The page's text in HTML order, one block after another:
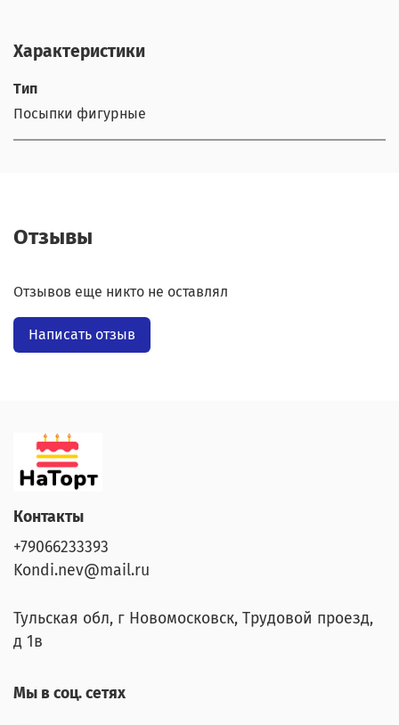
Характеристики
Тип
Посыпки фигурные
Отзывы
Отзывов еще никто не оставлял
Написать отзыв
Контакты
+79066233393
Kondi.nev@mail.ru
Тульская обл, г Новомосковск, Трудовой проезд,
д 1в
Мы в соц. сетях